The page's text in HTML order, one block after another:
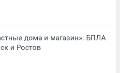
дома и магазин». БПЛА
и Ростов